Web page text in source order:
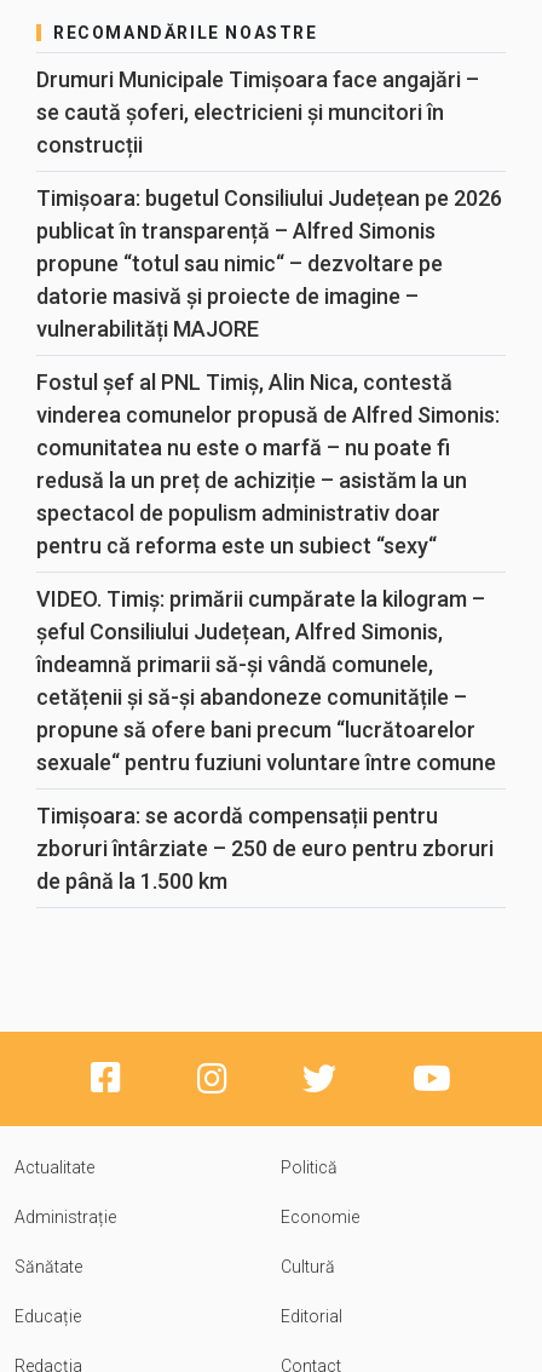
RECOMANDĂRILE NOASTRE
Drumuri Municipale Timișoara face angajări –
se caută șoferi, electricieni și muncitori în
construcții
Timișoara: bugetul Consiliului Județean pe 2026
publicat în transparență – Alfred Simonis
propune “totul sau nimic“ – dezvoltare pe
datorie masivă și proiecte de imagine –
vulnerabilități MAJORE
Fostul șef al PNL Timiș, Alin Nica, contestă
vinderea comunelor propusă de Alfred Simonis:
comunitatea nu este o marfă – nu poate fi
redusă la un preț de achiziție – asistăm la un
spectacol de populism administrativ doar
pentru că reforma este un subiect “sexy“
VIDEO. Timiș: primării cumpărate la kilogram –
șeful Consiliului Județean, Alfred Simonis,
îndeamnă primarii să-și vândă comunele,
cetățenii și să-și abandoneze comunitățile –
propune să ofere bani precum “lucrătoarelor
sexuale“ pentru fuziuni voluntare între comune
Timișoara: se acordă compensații pentru
zboruri întârziate – 250 de euro pentru zboruri
de până la 1.500 km
Actualitate Politică
Administrație Economie
Sănătate Cultură
Educație Editorial
Redacția Contact